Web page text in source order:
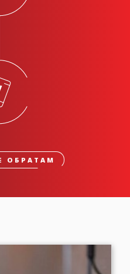
ОБРАТАМ